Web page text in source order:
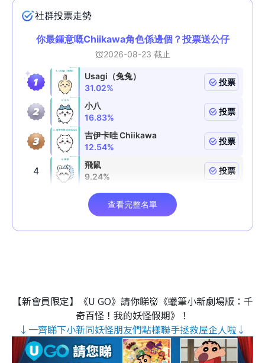
【新會員限定】《U GO》請你睇👹《蠟筆小新劇場版：千
奇百怪！我的妖怪假期》！
↓一齊睇下小新同妖怪朋友們點樣聯手拯救屋企人啦↓